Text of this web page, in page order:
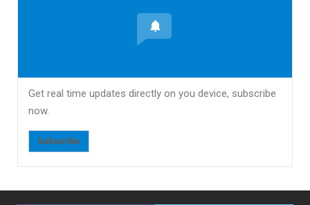
Get real time updates directly on you device, subscribe
now.
Subscribe